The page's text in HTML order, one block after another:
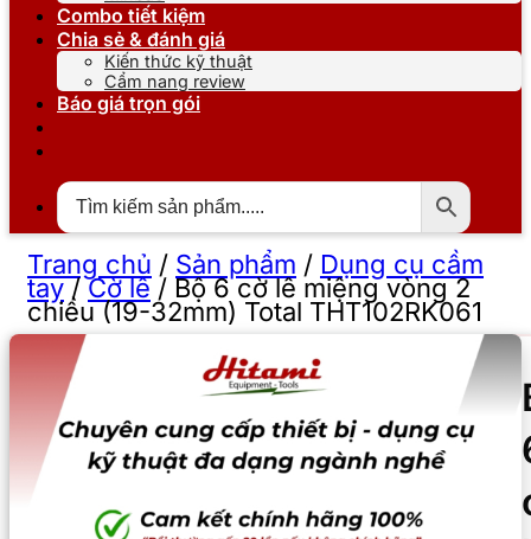
Combo tiết kiệm
Chia sẻ & đánh giá
Kiến thức kỹ thuật
Cẩm nang review
Báo giá trọn gói
Trang chủ / Sản phẩm / Dụng cụ cầm
tay/Cờ lê/ Bộ 6 cờ lê miệng vòng 2
chiều (19-32mm) Total THT102RK061